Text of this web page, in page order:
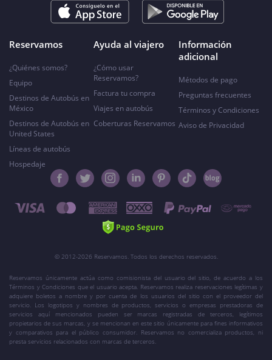
Reservamos
¿Quiénes somos?
Equipo
Destinos de Autobús en
México
Destinos de Autobús en
United States
Líneas de autobús
Hospedaje
Ayuda al viajero
¿Cómo usar
Reservamos?
Factura tu compra
Viajes en autobús
Coberturas Reservamos
Información
adicional
Métodos de pago
Preguntas frecuentes
Términos y Condiciones
Aviso de Privacidad
© 2012-2026 Reservamos. Todos los derechos reservados.
Reservamos únicamente actúa como comisionista del usuario del sitio, de acuerdo a los
Términos y Condiciones que el usuario acepta. Reservamos realiza reservaciones legítimas y
adquiere boletos a nombre y por cuenta de los usuarios del sitio con el proveedor del
servicio. Los logotipos y nombres de productos, servicios o empresas prestadoras de
servicios aquí mencionados pueden ser marcas registradas de terceros, legítimos
propietarios de sus marcas, y se mencionan en este sitio únicamente para fines informativos
y comparativos para el público consumidor. Reservamos no comercializa productos, ni
presta servicios relacionados con marcas de terceros.